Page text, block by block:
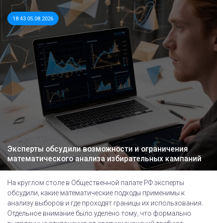
18:43 05.08.2026
Эксперты обсудили возможности и ограничения
математического анализа избирательных кампаний
На круглом столе в Общественной палате РФ эксперты
обсудили, какие математические подходы применимы к
анализу выборов и где проходят границы их использования.
Отдельное внимание было уделено тому, что формально